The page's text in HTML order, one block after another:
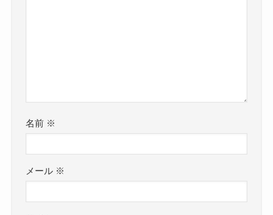
名前 ※
メール ※